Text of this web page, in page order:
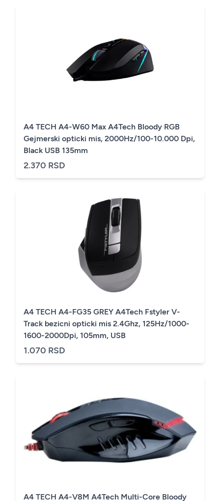
A4 TECH A4-W60 Max A4Tech Bloody RGB
Gejmerski opticki mis, 2000Hz/100-10.000 Dpi,
Black USB 135mm
2.370 RSD
A4 TECH A4-FG35 GREY A4Tech Fstyler V-
Track bezicni opticki mis 2.4Ghz, 125Hz/1000-
1600-2000Dpi, 105mm, USB
1.070 RSD
A4 TECH A4-V8M A4Tech Multi-Core Bloody